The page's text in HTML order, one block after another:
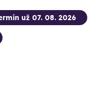
už 07. 08. 2026